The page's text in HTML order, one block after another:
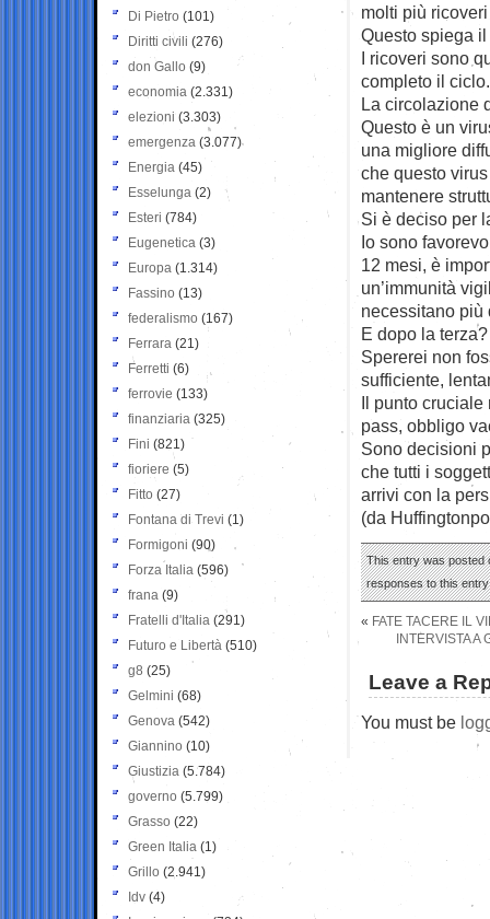
molti più
Questo spiega
I ricoveri sono
completo il
La circolazione
Questo è un
una migliore
che questo
mantenere
Si è deciso per
Io sono
12 mesi, è
un’immunità
necessitano più
E dopo la terza?
Spererei non
sufficiente,
Il punto cruciale
pass, obbligo
Sono decisioni
che tutti i
arrivi con la
(da
This entry was posted
responses to this
« FATE TACERE IL
INTERVISTA
Leave a
You must be
Di Pietro (101)
Diritti civili (276)
don Gallo (9)
economia (2.331)
elezioni (3.303)
emergenza (3.077)
Energia (45)
Esselunga (2)
Esteri (784)
Eugenetica (3)
Europa (1.314)
Fassino (13)
federalismo (167)
Ferrara (21)
Ferretti (6)
ferrovie (133)
finanziaria (325)
Fini (821)
fioriere (5)
Fitto (27)
Fontana di Trevi (1)
Formigoni (90)
Forza Italia (596)
frana (9)
Fratelli d'Italia (291)
Futuro e Libertà (510)
g8 (25)
Gelmini (68)
Genova (542)
Giannino (10)
Giustizia (5.784)
governo (5.799)
Grasso (22)
Green Italia (1)
Grillo (2.941)
Idv (4)